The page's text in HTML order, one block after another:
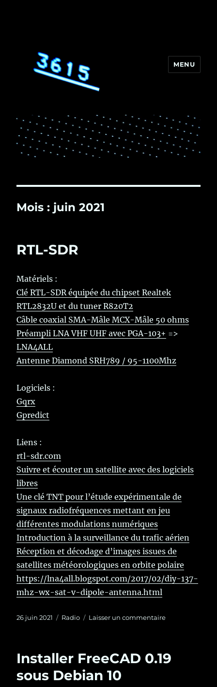
3615
MENU
Mois : juin 2021
RTL-SDR
Matériels :
Clé RTL-SDR équipée du chipset Realtek
RTL2832U et du tuner R820T2
Câble coaxial SMA-Mâle MCX-Mâle 50 ohms
Préampli LNA VHF UHF avec PGA-103+ =>
LNA4ALL
Antenne Diamond SRH789 / 95-1100Mhz
Logiciels :
Gqrx
Gpredict
Liens :
rtl-sdr.com
Suivre et écouter un satellite avec des logiciels
libres
Une clé TNT pour l’étude expérimentale de
signaux radiofréquences mettant en jeu
différentes modulations numériques
Introduction à la surveillance du trafic aérien
Réception et décodage d’images issues de
satellites météorologiques en orbite polaire
https://lna4all.blogspot.com/2017/02/diy-137-
mhz-wx-sat-v-dipole-antenna.html
Publié
26 juin 2021 Catégories
Radio Laisser un commentairesur
Installer FreeCAD 0.19
sous Debian 10